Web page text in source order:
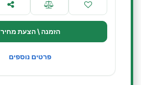
הזמנה \ הצעת מחיר
פרטים נוספים